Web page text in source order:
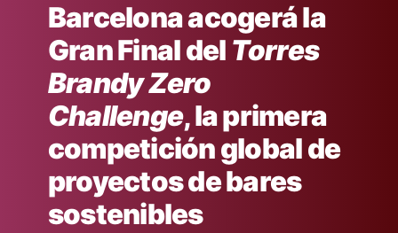
Barcelona acogerá la
Gran Final del Torres
Brandy Zero
Challenge, la primera
competición global de
proyectos de bares
sostenibles